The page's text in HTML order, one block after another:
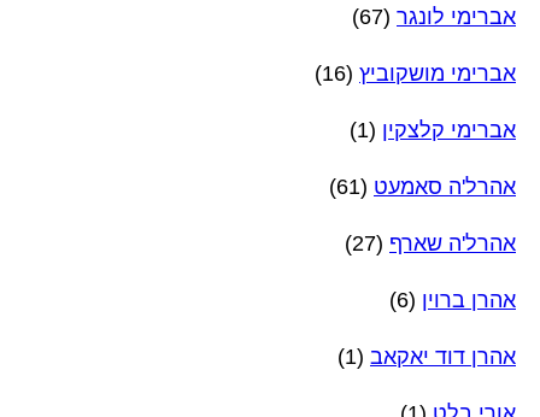
אברימי לונגר (67)
אברימי מושקוביץ (16)
אברימי קלצקין (1)
אהרל'ה סאמעט (61)
אהרל'ה שארף (27)
אהרן ברוין (6)
אהרן דוד יאקאב (1)